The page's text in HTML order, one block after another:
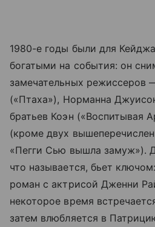
1980-е годы были для
богатыми на события: он
замечательных режиссеров
(«Птаха»), Норманна
братьев Коэн («Воспитывая
(кроме двух
«Пегги Сью вышла замуж»).
что называется, бьет
роман с актрисой Дженни
некоторое время
затем влюбляется в